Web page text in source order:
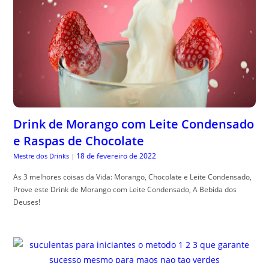
Drink de Morango com Leite Condensado
e Raspas de Chocolate
Mestre dos Drinks | 18 de fevereiro de 2022
As 3 melhores coisas da Vida: Morango, Chocolate e Leite Condensado,
Prove este Drink de Morango com Leite Condensado, A Bebida dos
Deuses!